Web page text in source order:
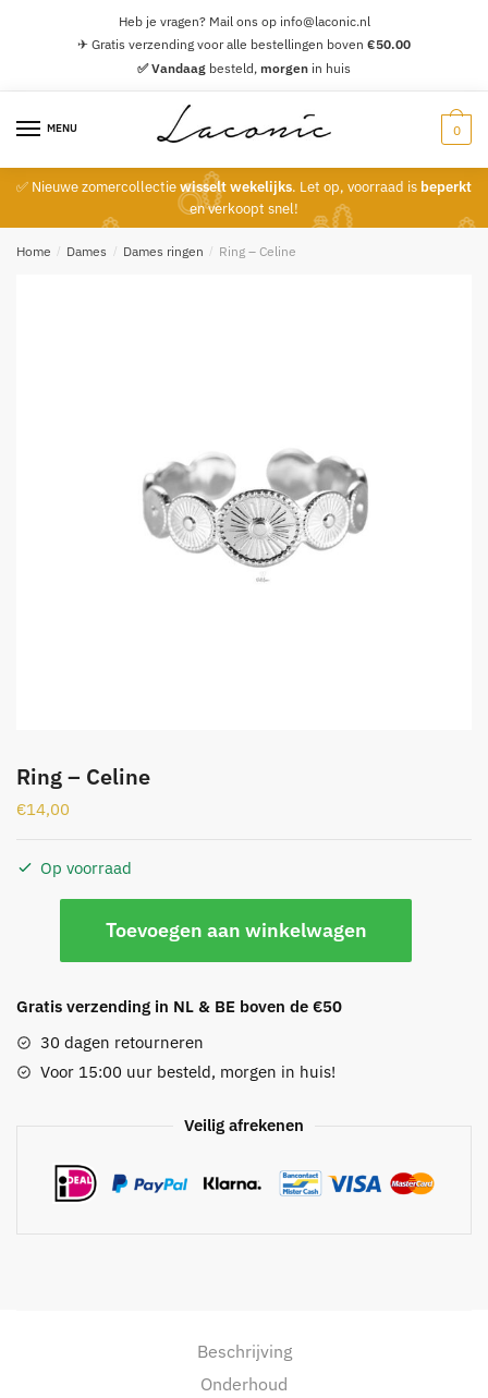
Heb je vragen? Mail ons op info@laconic.nl
✈ Gratis verzending voor alle bestellingen boven €50.00
✅ Vandaag besteld, morgen in huis
MENU 0
✅ Nieuwe zomercollectiewisselt wekelijks. Let op, voorraad is beperkt
en verkoopt snel!
Home / Dames / Dames ringen / Ring – Celine
Ring – Celine
€14,00
Op voorraad
Celine
Toevoegen aan winkelwagen
Gratis verzending in NL & BE boven de €50
30 dagen retourneren
Voor 15:00 uur besteld, morgen in huis!
Veilig afrekenen
Beschrijving
Onderhoud